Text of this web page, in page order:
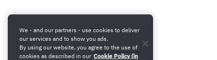
We - and our partners - use cookies to deliver
our services and to show you ads.
By using our website, you agree to the use of
cookies as described in our Cookie Policy (in